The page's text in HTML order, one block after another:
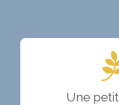
Une